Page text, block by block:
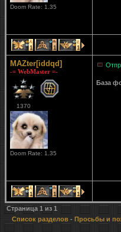
Doom Rate: 1.35
1 1 1
MAZter[iddqd]
-= WebMaster =-
1370
Doom Rate: 1.35
База
1 1 1
Страница 1из 1
Список разделов - Просьбы и